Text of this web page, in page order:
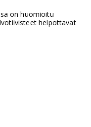
on huomioitu
helpottavat